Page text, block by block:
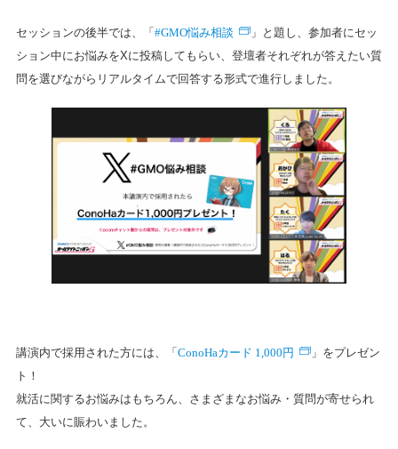
セッションの後半では、「#GMO悩み相談
」と題し、参加者にセッ
ション中にお悩みをXに投稿してもらい、登壇者それぞれが答えたい質
問を選びながらリアルタイムで回答する形式で進行しました。
講演内で採用された方には、「ConoHaカード 1,000円
」をプレゼン
ト！
就活に関するお悩みはもちろん、さまざまなお悩み・質問が寄せられ
て、大いに賑わいました。